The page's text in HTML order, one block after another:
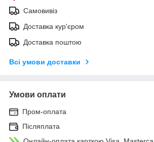
Самовивіз
Доставка кур'єром
Доставка поштою
Всі умови доставки
Умови оплати
Пром-оплата
Післяплата